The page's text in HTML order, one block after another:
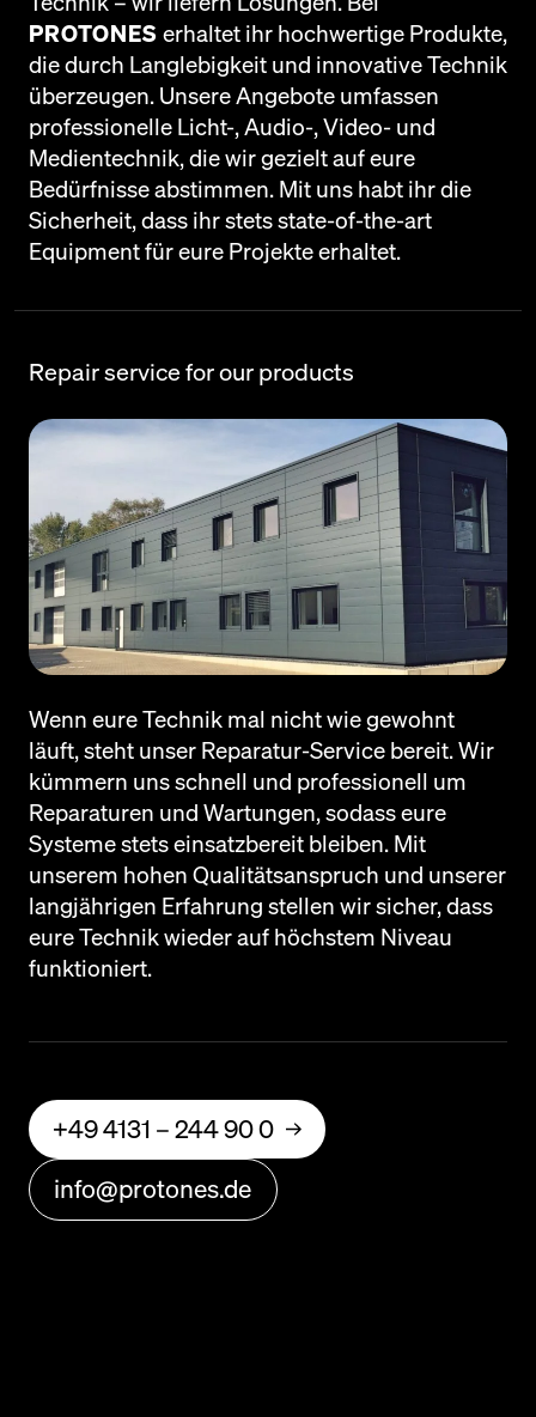
PROTONES erhaltet ihr hochwertige Produkte,
die durch Langlebigkeit und innovative Technik
überzeugen. Unsere Angebote umfassen
professionelle Licht-, Audio-, Video- und
Medientechnik, die wir gezielt auf eure
Bedürfnisse abstimmen. Mit uns habt ihr die
Sicherheit, dass ihr stets state-of-the-art
Equipment für eure Projekte erhaltet.
Repair service for our products
Wenn eure Technik mal nicht wie gewohnt
läuft, steht unser Reparatur-Service bereit. Wir
kümmern uns schnell und professionell um
Reparaturen und Wartungen, sodass eure
Systeme stets einsatzbereit bleiben. Mit
unserem hohen Qualitätsanspruch und unserer
langjährigen Erfahrung stellen wir sicher, dass
eure Technik wieder auf höchstem Niveau
funktioniert.
+49 4131 – 244 90 0
info@protones.de